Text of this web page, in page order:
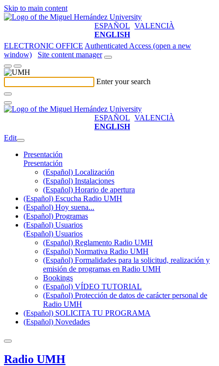
Skip to main content
ESPAÑOL VALENCIÀ
ENGLISH
ELECTRONIC OFFICE Authenticated Access (open a new
window)
Site content manager
Enter your search
ESPAÑOL VALENCIÀ
ENGLISH
Edit
Presentación
Presentación
(Español) Localización
(Español) Instalaciones
(Español) Horario de apertura
(Español) Escucha Radio UMH
(Español) Hoy suena...
(Español) Programas
(Español) Usuarios
(Español) Usuarios
(Español) Reglamento Radio UMH
(Español) Normativa Radio UMH
(Español) Formalidades para la solicitud, realización y
emisión de programas en Radio UMH
Bookings
(Español) VÍDEO TUTORIAL
(Español) Protección de datos de carácter personal de
Radio UMH
(Español) SOLICITA TU PROGRAMA
(Español) Novedades
Radio UMH